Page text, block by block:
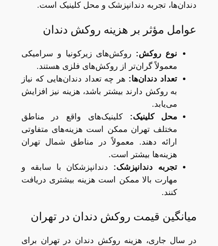
دندان‌ها، تجربه دندانپزشک و محل کلینیک است.
عوامل مؤثر بر هزینه روکش دندان
نوع روکش: روکش‌های زیرکونیا و سرامیکی
معمولاً گران‌تر از روکش‌های فلزی هستند.
تعداد دندان‌ها: هر چه تعداد دندان‌هایی که نیاز
به روکش دارند بیشتر باشد، هزینه نیز افزایش
می‌یابد.
محل کلینیک: کلینیک‌های واقع در مناطق
مختلف تهران ممکن است هزینه‌های متفاوتی
ارائه دهند. معمولاً در مناطق شمال تهران
هزینه‌ها بیشتر است.
تجربه دندانپزشک: دندانپزشکان با سابقه و
مهارت بالا ممکن است هزینه بیشتری دریافت
کنند.
میانگین قیمت روکش دندان در تهران
در سال جاری، هزینه روکش دندان در تهران برای